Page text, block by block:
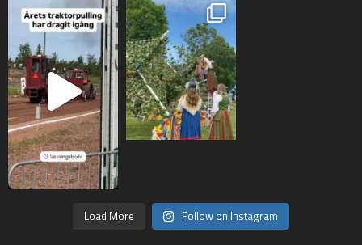
Load More Follow on Instagram